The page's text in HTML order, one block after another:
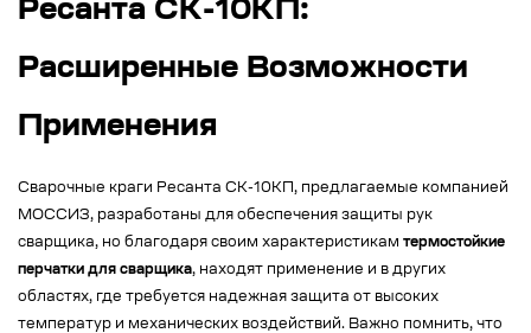
Ресанта СК-10КП:
Расширенные Возможности
Применения
Сварочные краги Ресанта СК-10КП, предлагаемые компанией
МОССИЗ, разработаны для обеспечения защиты рук
сварщика, но благодаря своим характеристикам термостойкие
перчатки для сварщика, находят применение и в других
областях, где требуется надежная защита от высоких
температур и механических воздействий. Важно помнить, что